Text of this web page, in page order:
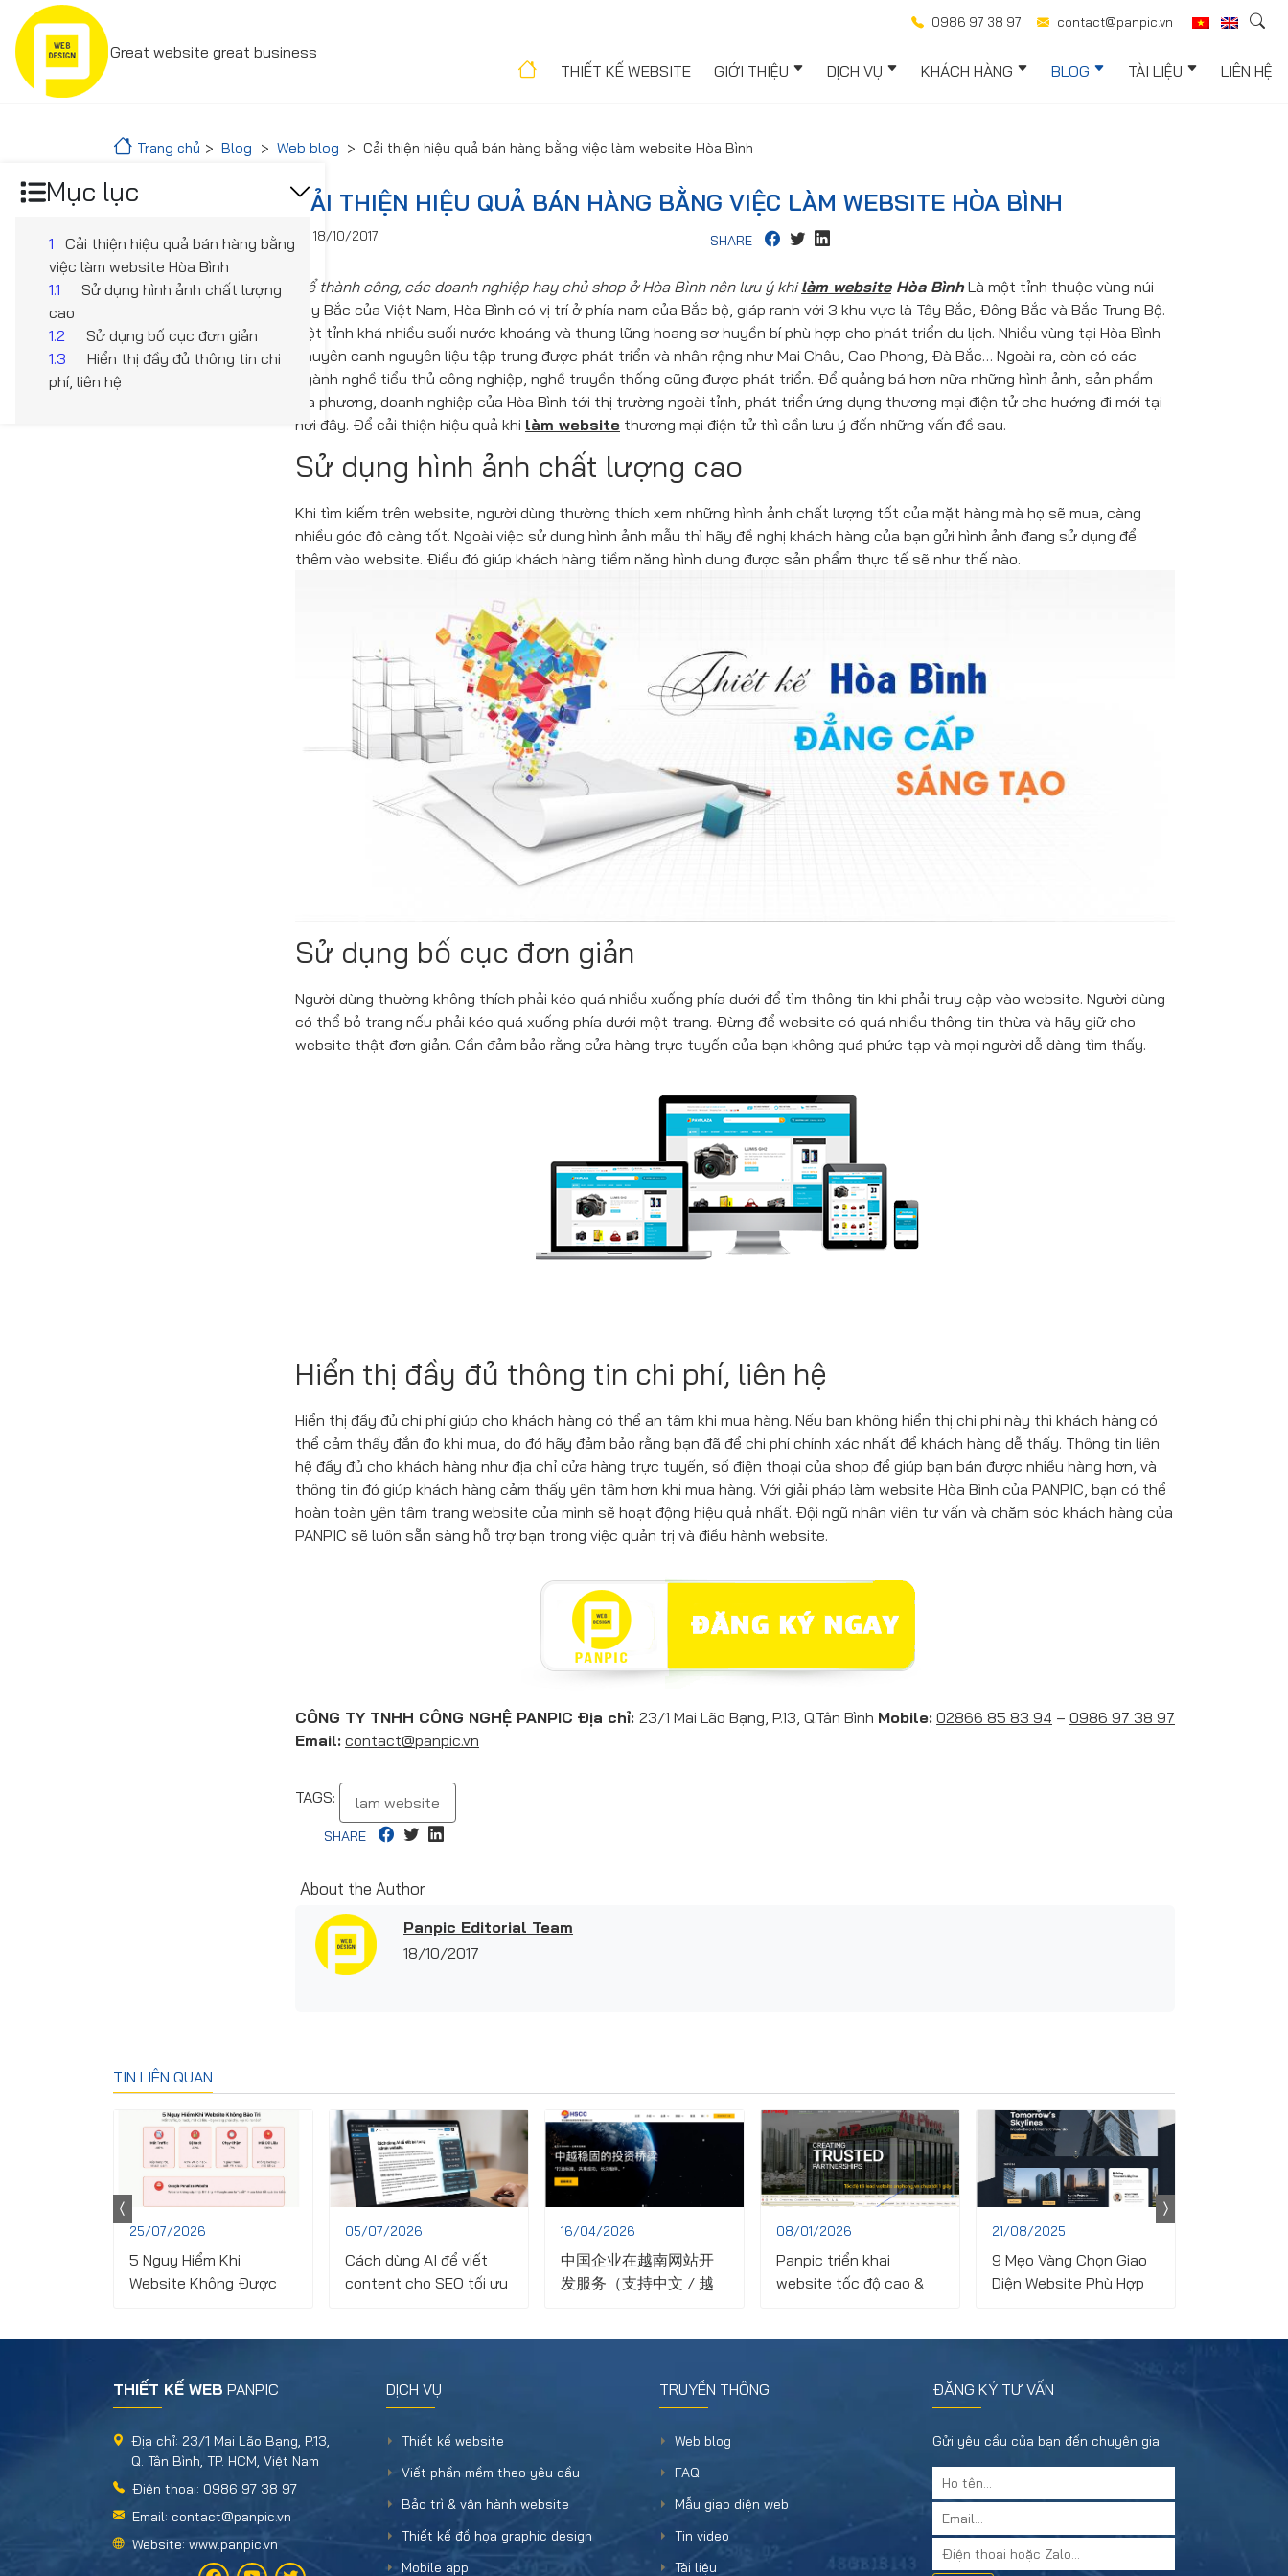
Great website great business
0986 97 38 97 contact@panpic.vn
THIẾT KẾ WEBSITE GIỚI THIỆU DỊCH VỤ KHÁCH HÀNG BLOG TÀI LIỆU LIÊN HỆ
Trang chủ Blog Web blog Cải thiện hiệu quả bán hàng bằng việc làm website Hòa Bình
CẢI THIỆN HIỆU QUẢ BÁN HÀNG BẰNG VIỆC LÀM WEBSITE HÒA BÌNH
18/10/2017 SHARE
Để thành công, các doanh nghiệp hay chủ shop ở Hòa Bình nên lưu ý khilàm websiteHòa BìnhLà một tỉnh thuộc vùng núi
Tây Bắc của Việt Nam, Hòa Bình có vị trí ở phía nam của Bắc bộ, giáp ranh với 3 khu vực là Tây Bắc, Đông Bắc và Bắc Trung Bộ.
Một tỉnh khá nhiều suối nước khoáng và thung lũng hoang sơ huyền bí phù hợp cho phát triển du lịch. Nhiều vùng tại Hòa Bình
chuyên canh nguyên liệu tập trung được phát triển và nhân rộng như Mai Châu, Cao Phong, Đà Bắc… Ngoài ra, còn có các
ngành nghề tiểu thủ công nghiệp, nghề truyền thống cũng được phát triển. Để quảng bá hơn nữa những hình ảnh, sản phẩm
địa phương, doanh nghiệp của Hòa Bình tới thị trường ngoài tỉnh, phát triển ứng dụng thương mại điện tử cho hướng đi mới tại
nơi đây. Để cải thiện hiệu quả khi làm website thương mại điện tử thì cần lưu ý đến những vấn đề sau.
Sử dụng hình ảnh chất lượng cao
Khi tìm kiếm trên website, người dùng thường thích xem những hình ảnh chất lượng tốt của mặt hàng mà họ sẽ mua, càng
nhiều góc độ càng tốt. Ngoài việc sử dụng hình ảnh mẫu thì hãy đề nghị khách hàng của bạn gửi hình ảnh đang sử dụng để
thêm vào website. Điều đó giúp khách hàng tiềm năng hình dung được sản phẩm thực tế sẽ như thế nào.
Sử dụng bố cục đơn giản
Người dùng thường không thích phải kéo quá nhiều xuống phía dưới để tìm thông tin khi phải truy cập vào website. Người dùng
có thể bỏ trang nếu phải kéo quá xuống phía dưới một trang. Đừng để website có quá nhiều thông tin thừa và hãy giữ cho
website thật đơn giản. Cần đảm bảo rằng cửa hàng trực tuyến của bạn không quá phức tạp và mọi người dễ dàng tìm thấy.
Hiển thị đầy đủ thông tin chi phí, liên hệ
Hiển thị đầy đủ chi phí giúp cho khách hàng có thể an tâm khi mua hàng. Nếu bạn không hiển thị chi phí này thì khách hàng có
thể cảm thấy đắn đo khi mua, do đó hãy đảm bảo rằng bạn đã để chi phí chính xác nhất để khách hàng dễ thấy. Thông tin liên
hệ đầy đủ cho khách hàng như địa chỉ cửa hàng trực tuyến, số điện thoại của shop để giúp bạn bán được nhiều hàng hơn, và
thông tin đó giúp khách hàng cảm thấy yên tâm hơn khi mua hàng. Với giải pháp làm website Hòa Bình của PANPIC, bạn có thể
hoàn toàn yên tâm trang website của mình sẽ hoạt động hiệu quả nhất. Đội ngũ nhân viên tư vấn và chăm sóc khách hàng của
PANPIC sẽ luôn sẵn sàng hỗ trợ bạn trong việc quản trị và điều hành website.
CÔNG TY TNHH CÔNG NGHỆ PANPIC Địa chỉ: 23/1 Mai Lão Bạng, P.13, Q.Tân Bình Mobile: 02866 85 83 94 – 0986 97 38 97
Email: contact@panpic.vn
TAGS: lam website
SHARE
About the Author
Panpic Editorial Team
18/10/2017
Mục lục
1
Cải thiện hiệu quả bán hàng bằng
việc làm website Hòa Bình
1.1
Sử dụng hình ảnh chất lượng
cao
1.2
Sử dụng bố cục đơn giản
1.3
Hiển thị đầy đủ thông tin chi
phí, liên hệ
TIN LIÊN QUAN
25/07/2026
5 Nguy Hiểm Khi
Website Không Được
05/07/2026
Cách dùng AI để viết
content cho SEO tối ưu
16/04/2026
中国企业在越南网站开
发服务（支持中文 / 越
08/01/2026
Panpic triển khai
website tốc độ cao &
21/08/2025
9 Mẹo Vàng Chọn Giao
Diện Website Phù Hợp
THIẾT KẾ WEB PANPIC
Địa chỉ: 23/1 Mai Lão Bạng, P.13,
Q. Tân Bình, TP. HCM, Việt Nam
Điện thoại: 0986 97 38 97
Email: contact@panpic.vn
Website: www.panpic.vn
DỊCH VỤ
Thiết kế website
Viết phần mềm theo yêu cầu
Bảo trì & vận hành website
Thiết kế đồ họa graphic design
Mobile app
TRUYỀN THÔNG
Web blog
FAQ
Mẫu giao diện web
Tin video
Tài liệu
ĐĂNG KÝ TƯ VẤN
Gửi yêu cầu của bạn đến chuyên gia